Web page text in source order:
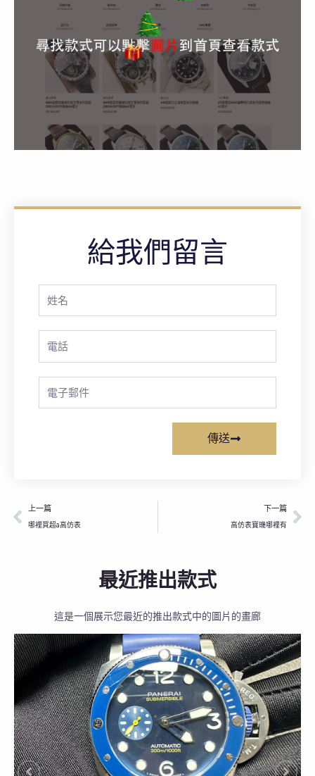
給我們留言
Name
傳送
上一頁
上一篇
哪裡買超a高仿表
下一篇
高仿表寶璣哪裡有
下
最近推出款式
這是一個展示您最近的推出款式中的圖片的畫廊